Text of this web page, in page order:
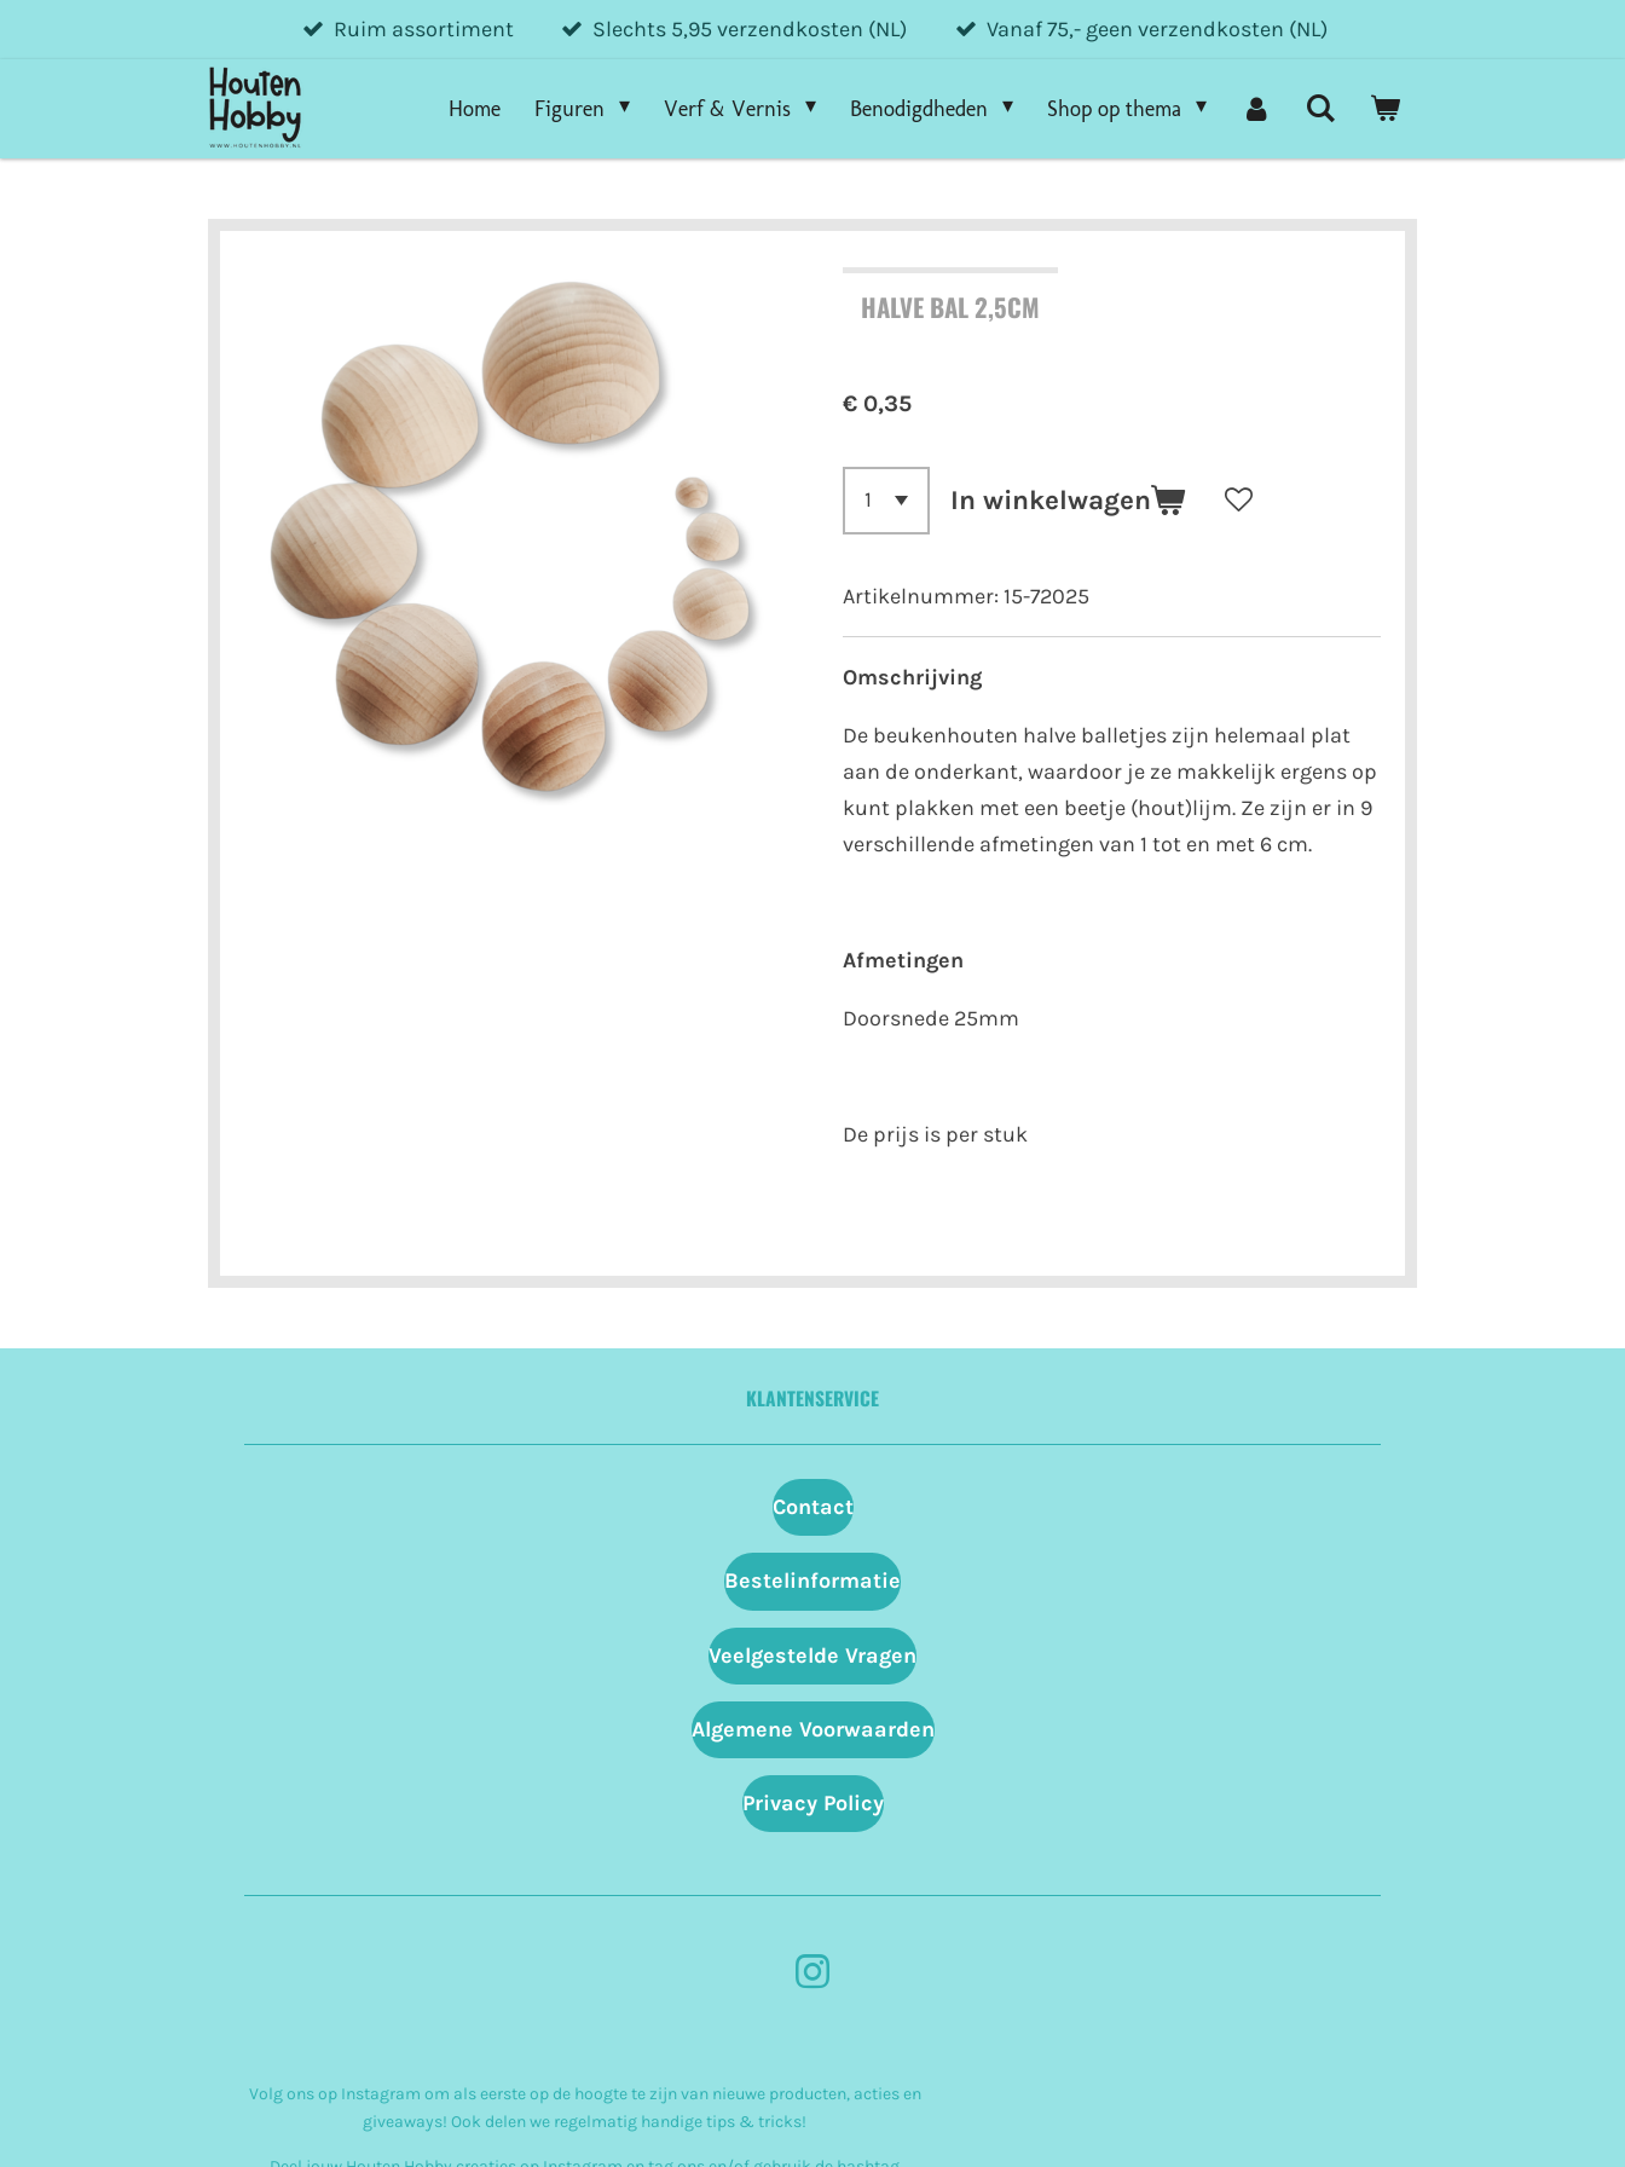
Ruim assortiment Slechts 5,95 verzendkosten (NL) Vanaf 75,- geen verzendkosten (NL)
Home Figuren Verf & Vernis Benodigdheden Shop op thema
HALVE BAL 2,5CM
€ 0,35
In winkelwagen
Artikelnummer: 15-72025
Omschrijving
De beukenhouten halve balletjes zijn helemaal plat
aan de onderkant, waardoor je ze makkelijk ergens op
kunt plakken met een beetje (hout)lijm. Ze zijn er in 9
verschillende afmetingen van 1 tot en met 6 cm.
Afmetingen
Doorsnede 25mm
De prijs is per stuk
KLANTENSERVICE
Contact
Bestelinformatie
Veelgestelde Vragen
Algemene Voorwaarden
Privacy Policy
I
t
Volg ons op Instagram om als eerste op de hoogte te zijn van nieuwe producten, acties en
giveaways! Ook delen we regelmatig handige tips & tricks!